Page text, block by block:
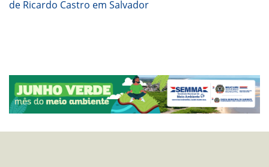
de Ricardo Castro em Salvador